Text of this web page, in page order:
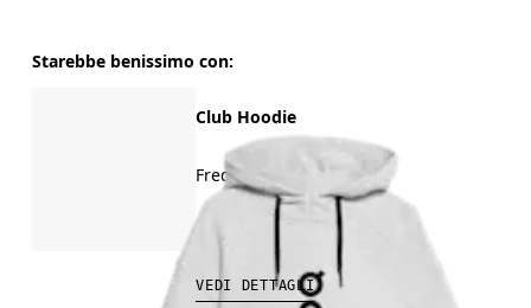
Starebbe benissimo con:
Club Hoodie
Freddo, recupero, viaggi
VEDI DETTAGLI